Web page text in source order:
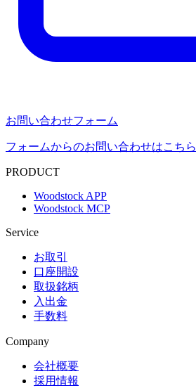
お問い合わせフォーム
フォームからのお問い合わせはこちら
PRODUCT
Woodstock APP
Woodstock MCP
Service
お取引
口座開設
取扱銘柄
入出金
手数料
Company
会社概要
採用情報